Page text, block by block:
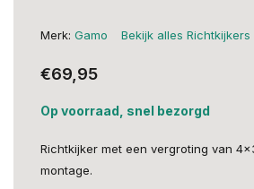
Merk: Gamo Bekijk alles Richtkijkers
€69,95
Op voorraad, snel bezorgd
Richtkijker met een vergroting van
montage.